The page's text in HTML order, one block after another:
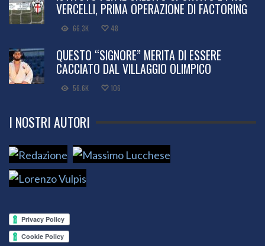
VERCELLI, PRIMA OPERAZIONE DI FACTORING
66.3K 48
QUESTO “SIGNORE” MERITA DI ESSERE
CACCIATO DAL VILLAGGIO OLIMPICO
56.6K 106
I NOSTRI AUTORI